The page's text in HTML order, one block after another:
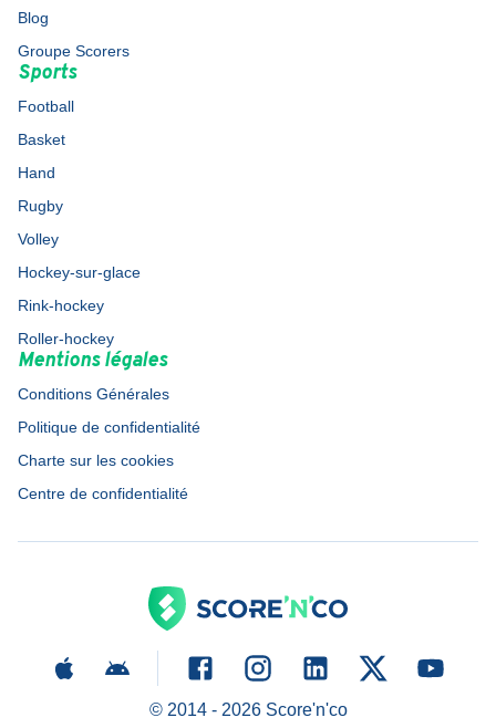
Blog
Groupe Scorers
Sports
Football
Basket
Hand
Rugby
Volley
Hockey-sur-glace
Rink-hockey
Roller-hockey
Mentions légales
Conditions Générales
Politique de confidentialité
Charte sur les cookies
Centre de confidentialité
© 2014 - 2026Score'n'co